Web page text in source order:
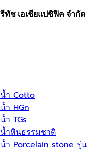
ำ Cotto
ำ HGn
ำ TGs
น้ำหินธรรมชาติ
า Porcelain stone รุ่น